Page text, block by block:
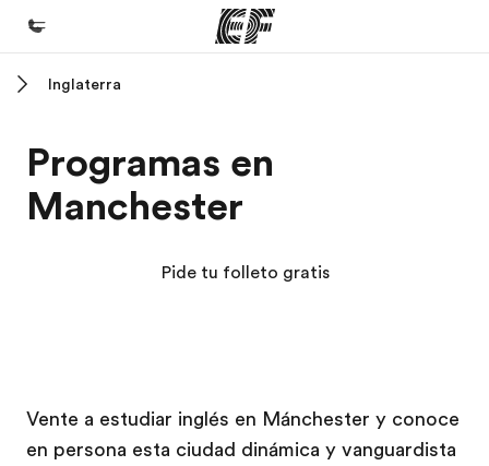
Programas
Ver todo lo que hacemos
Trabajos
Únete al equipo
Inglaterra
Programas en
Manchester
Pide tu folleto gratis
Vente a estudiar inglés en Mánchester y conoce
en persona esta ciudad dinámica y vanguardista